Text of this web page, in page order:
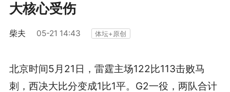
大核心受伤
柴夫 05-21 14:43 体坛+原创
北京时间5月21日，雷霆主场122比113击败马
刺，西决大比分变成1比1平。G2一役，两队合计